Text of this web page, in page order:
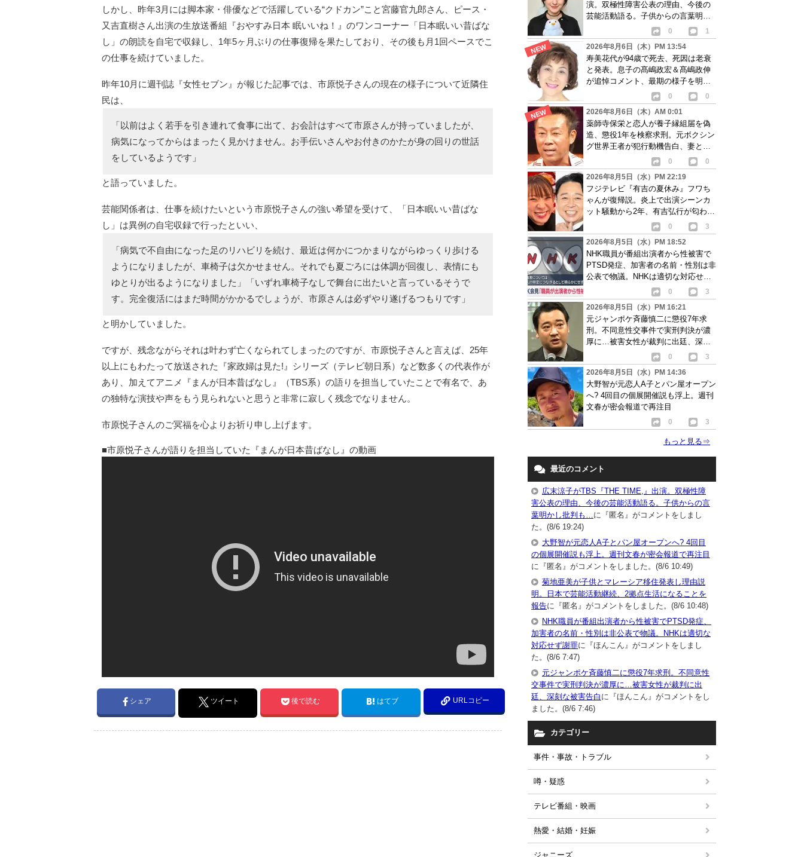
しかし、昨年3月には脚本家・俳優などで活躍している“クドカン”こと宮藤官九郎さん、ピース・
又吉直樹さん出演の生放送番組『おやすみ日本 眠いいね！』のワンコーナー「日本眠いい昔ばな
し」の朗読を自宅で収録し、1年5ヶ月ぶりの仕事復帰を果たしており、その後も月1回ペースでこ
の仕事を続けていました。
昨年10月に週刊誌『女性セブン』が報じた記事では、市原悦子さんの現在の様子について近隣住
民は、
「以前はよく若手を引き連れて食事に出て、お会計はすべて市原さんが持っていましたが、
病気になってからはまったく見かけません。お手伝いさんやお付きのかたが身の回りの世話
をしているようです」
と語っていました。
芸能関係者は、仕事を続けたいという市原悦子さんの強い希望を受けて、「日本眠いい昔ばな
し」は異例の自宅収録で行ったといい、
「病気で不自由になった足のリハビリを続け、最近は何かにつかまりながらゆっくり歩ける
ようになりましたが、車椅子は欠かせません。それでも夏ごろには体調が回復し、表情にも
ゆとりが出るようになりました」「いずれ車椅子なしで舞台に出たいと言っているそうで
す。完全復活にはまだ時間がかかるでしょうが、市原さんは必ずやり遂げるつもりです」
と明かしていました。
ですが、残念ながらそれは叶わず亡くなられてしまったのですが、市原悦子さんと言えば、25年
以上にもわたって放送された『家政婦は見た!』シリーズ（テレビ朝日系）など数多くの代表作が
あり、加えてアニメ『まんが日本昔ばなし』（TBS系）の語りを担当していたことで有名で、あ
の独特な演技や声をもう見られないと思うと非常に寂しく残念でなりません。
市原悦子さんのご冥福を心よりお祈り申し上げます。
市原悦子さんが語りを担当していた『まんが日本昔ばなし』の動画
シェア ツイート 後で読む はてブ URLコピー
演。双極性障害公表の理由、今後の
芸能活動語る。子供からの言葉明か
0
1
2026年8月6日（木）PM 13:54
寿美花代が94歳で死去、死因は老衰
と発表。息子の髙嶋政宏＆髙嶋政伸
が追悼コメント、最期の様子を明か
0
0
2026年8月6日（木）AM 0:01
薬師寺保栄と恋人が養子縁組届を偽
造、懲役1年を検察求刑。元ボクシン
グ世界王者が犯行動機告白、妻と離
0
0
2026年8月5日（水）PM 22:19
フジテレビ『有吉の夏休み』フワち
ゃんが復帰説。炎上で出演シーンカ
ット騒動から2年、有吉弘行が匂わせ
0
3
2026年8月5日（水）PM 18:52
NHK職員が番組出演者から性被害で
PTSD発症、加害者の名前・性別は非
公表で物議。NHKは適切な対応せず
0
3
2026年8月5日（水）PM 16:21
元ジャンポケ斉藤慎二に懲役7年求
刑。不同意性交事件で実刑判決が濃
厚に…被害女性が裁判に出廷、深刻
0
3
2026年8月5日（水）PM 14:36
大野智が元恋人A子とパン屋オープン
へ? 4回目の個展開催説も浮上。週刊
文春が密会報道で再注目
0
3
もっと見る⇒
最近のコメント
広末涼子がTBS『THE TIME,』出演。双極性障
害公表の理由、今後の芸能活動語る。子供からの言
葉明かし批判も… に『匿名』がコメントをしまし
た。(8/6 19:24)
大野智が元恋人A子とパン屋オープンへ? 4回目
の個展開催説も浮上。週刊文春が密会報道で再注目
に『匿名』がコメントをしました。(8/6 10:49)
菊地亜美が子供とマレーシア移住発表し理由説
明。日本で芸能活動継続、2拠点生活になることを
報告に『匿名』がコメントをしました。(8/6 10:48)
NHK職員が番組出演者から性被害でPTSD発症、
加害者の名前・性別は非公表で物議。NHKは適切な
対応せず謝罪に『ほんこん』がコメントをしまし
た。(8/6 7:47)
元ジャンポケ斉藤慎二に懲役7年求刑。不同意性
交事件で実刑判決が濃厚に…被害女性が裁判に出
廷、深刻な被害告白 に『ほんこん』がコメントをし
ました。(8/6 7:46)
カテゴリー
事件・事故・トラブル
噂・疑惑
テレビ番組・映画
熱愛・結婚・妊娠
ジャニーズ